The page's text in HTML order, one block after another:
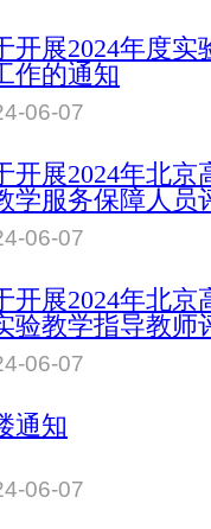
开展2024年度实
作的通知
06-07
开展2024年北京
学服务保障人员
06-07
开展2024年北京
验教学指导教师
06-07
通知
06-07